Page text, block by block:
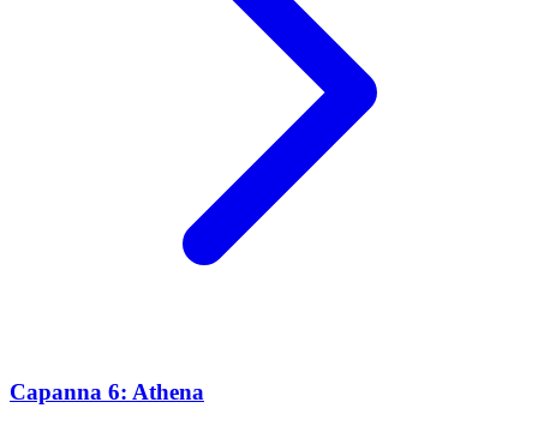
Capanna 6: Athena